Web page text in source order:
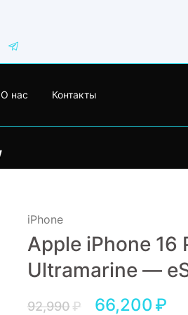
О нас Контакты
iPhone
Apple iPhone 16
Ultramarine —
92,990₽ 66,200₽